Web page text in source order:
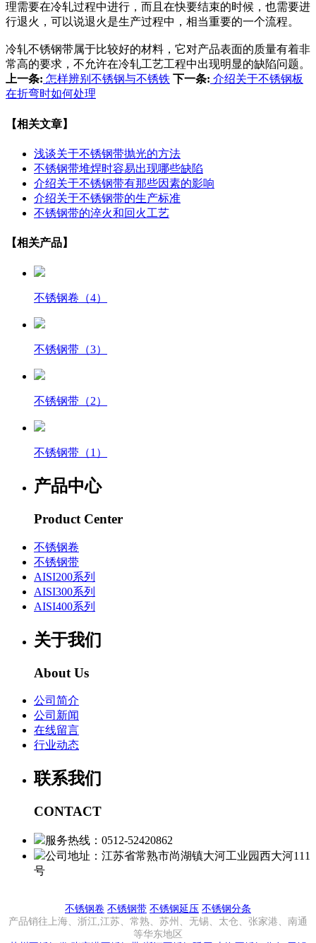
理需要在冷轧过程中进行，而且在快要结束的时候，也需要进
行退火，可以说退火是生产过程中，相当重要的一个流程。
冷轧不锈钢带属于比较好的材料，它对产品表面的质量有着非
常高的要求，不允许在冷轧工艺工程中出现明显的缺陷问题。
上一条: 怎样辨别不锈钢与不锈铁 下一条: 介绍关于不锈钢板
在折弯时如何处理
【相关文章】
浅谈关于不锈钢带抛光的方法
不锈钢带堆焊时容易出现哪些缺陷
介绍关于不锈钢带有那些因素的影响
介绍关于不锈钢带的生产标准
不锈钢带的淬火和回火工艺
【相关产品】
不锈钢卷（4）
不锈钢带（3）
不锈钢带（2）
不锈钢带（1）
产品中心
Product Center
不锈钢卷
不锈钢带
AISI200系列
AISI300系列
AISI400系列
关于我们
About Us
公司简介
公司新闻
在线留言
行业动态
联系我们
CONTACT
服务热线：0512-52420862
公司地址：江苏省常熟市尚湖镇大河工业园西大河111
号
不锈钢卷 不锈钢带 不锈钢延压 不锈钢分条
产品销往上海、浙江,江苏、常熟、苏州、无锡、太仓、张家港、南通
等华东地区